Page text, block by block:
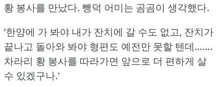
황 봉사를 만났다. 뺑덕 어미는 곰곰이 생각했다.
‘한양에 가 봐야 내가 잔치에 갈 수도 없고, 잔치가
끝나고 돌아와 봐야 형편도 예전만 못할 텐데…….
차라리 황 봉사를 따라가면 앞으로 더 편하게 살
수 있겠구나.'